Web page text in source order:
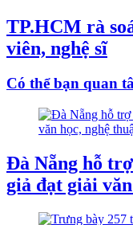
TP.HCM rà
viên, nghệ sĩ
Có thể bạn quan
Đà Nẵng hỗ
giả đạt giải